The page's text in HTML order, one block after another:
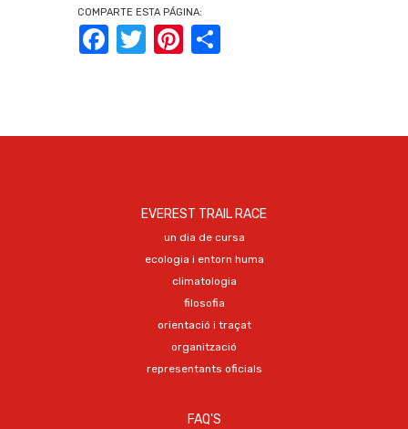
COMPARTE ESTA PÁGINA:
FacebookTwitter Pinterest
EVEREST TRAIL RACE
un dia de cursa
ecologia i entorn huma
climatologia
filosofia
orientació i traçat
organització
representants oficials
FAQ'S